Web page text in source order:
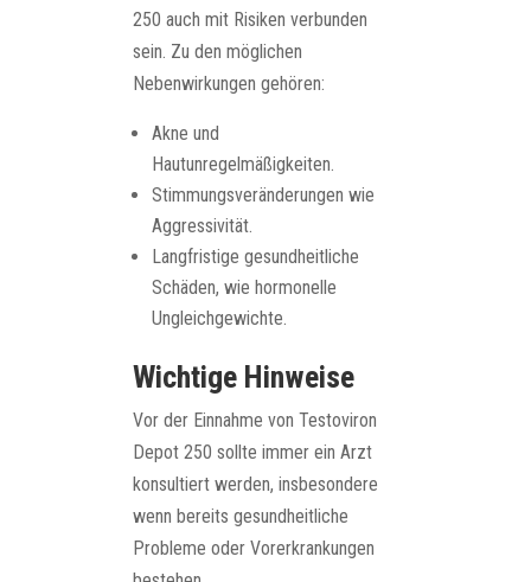
250 auch mit Risiken verbunden
sein. Zu den möglichen
Nebenwirkungen gehören:
Akne und
Hautunregelmäßigkeiten.
Stimmungsveränderungen wie
Aggressivität.
Langfristige gesundheitliche
Schäden, wie hormonelle
Ungleichgewichte.
Wichtige Hinweise
Vor der Einnahme von Testoviron
Depot 250 sollte immer ein Arzt
konsultiert werden, insbesondere
wenn bereits gesundheitliche
Probleme oder Vorerkrankungen